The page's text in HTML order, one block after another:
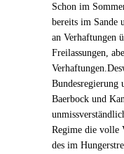
Schon im
bereits im Sande
an Verhaftungen
Freilassungen,
Bundesregierung
Baerbock und
Regime die volle
des im